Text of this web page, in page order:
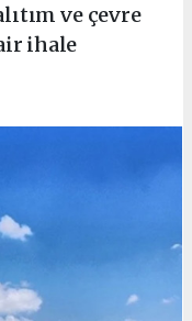
ve çevre
ihale